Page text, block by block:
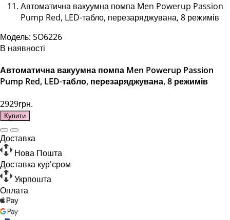
Автоматична вакуумна помпа Men Powerup Passion
Pump Red, LED-табло, перезаряджувана, 8 режимів
Модель: SO6226
В наявності
Автоматична вакуумна помпа Men Powerup Passion
Pump Red, LED-табло, перезаряджувана, 8 режимів
2929грн.
Купити
Доставка
Нова Пошта
Доставка кур'єром
Укрпошта
Оплата